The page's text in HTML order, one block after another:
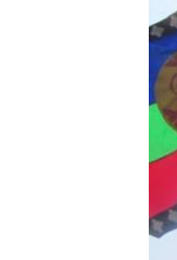
or ESC to close